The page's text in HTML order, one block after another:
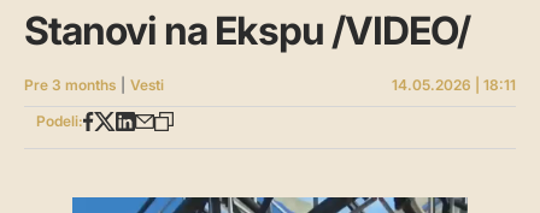
Stanovi na Ekspu /VIDEO/
Pre 3 months Vesti
14.05.2026 | 18:11
Podeli: